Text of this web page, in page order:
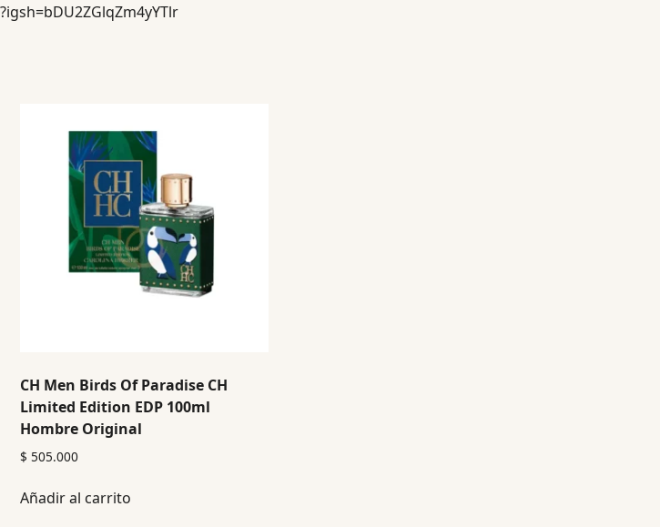
CH Men Birds Of Paradise CH
Limited Edition EDP 100ml
Hombre Original
$ 505.000
Añadir al carrito